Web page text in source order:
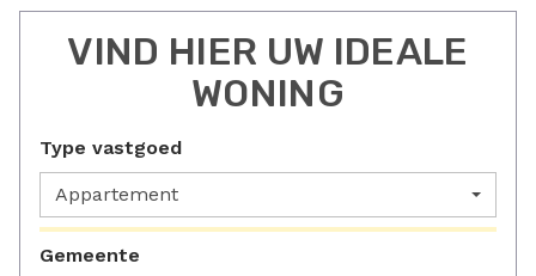
VIND HIER UW IDEALE
WONING
Type vastgoed
Appartement
Gemeente